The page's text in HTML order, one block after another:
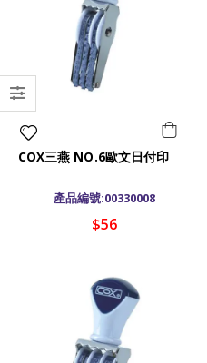
COX三燕 NO.6歐文日付印
產品編號:00330008
$56